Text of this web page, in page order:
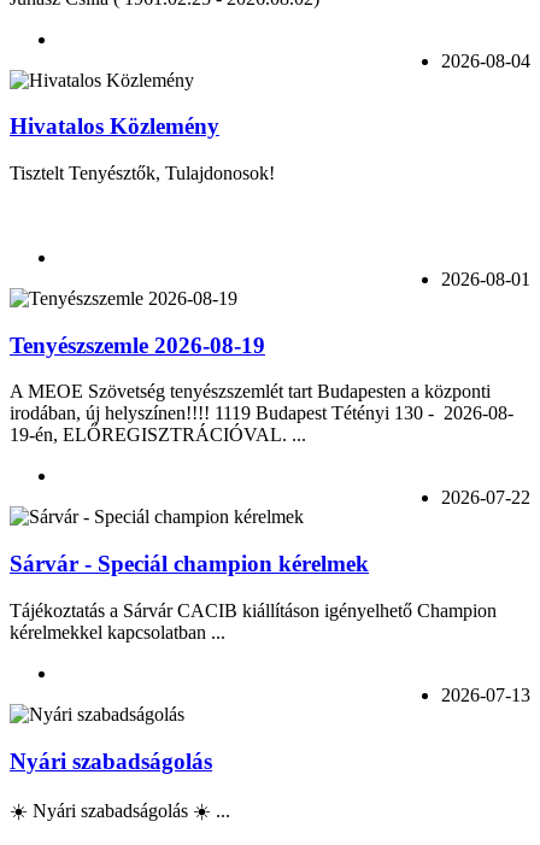
2026-08-04
Hivatalos Közlemény
Tisztelt Tenyésztők, Tulajdonosok!
2026-08-01
Tenyészszemle 2026-08-19
A MEOE Szövetség tenyészszemlét tart Budapesten a központi
irodában, új helyszínen!!!! 1119 Budapest Tétényi 130 - 2026-08-
19-én, ELŐREGISZTRÁCIÓVAL. ...
2026-07-22
Sárvár - Speciál champion kérelmek
Tájékoztatás a Sárvár CACIB kiállításon igényelhető Champion
kérelmekkel kapcsolatban ...
2026-07-13
Nyári szabadságolás
☀️ Nyári szabadságolás ☀️ ...